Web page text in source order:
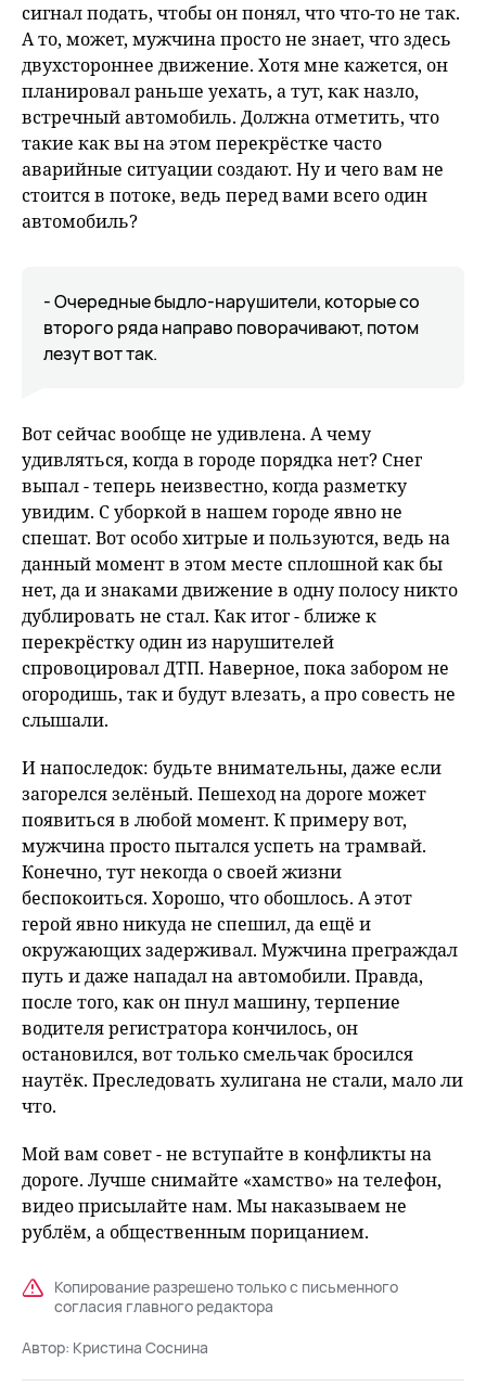
сигнал подать, чтобы он понял, что что-то не так.
А то, может, мужчина просто не знает, что здесь
двухстороннее движение. Хотя мне кажется, он
планировал раньше уехать, а тут, как назло,
встречный автомобиль. Должна отметить, что
такие как вы на этом перекрёстке часто
аварийные ситуации создают. Ну и чего вам не
стоится в потоке, ведь перед вами всего один
автомобиль?
- Очередные быдло-нарушители, которые со
второго ряда направо поворачивают, потом
лезут вот так.
Вот сейчас вообще не удивлена. А чему
удивляться, когда в городе порядка нет? Снег
выпал - теперь неизвестно, когда разметку
увидим. С уборкой в нашем городе явно не
спешат. Вот особо хитрые и пользуются, ведь на
данный момент в этом месте сплошной как бы
нет, да и знаками движение в одну полосу никто
дублировать не стал. Как итог - ближе к
перекрёстку один из нарушителей
спровоцировал ДТП. Наверное, пока забором не
огородишь, так и будут влезать, а про совесть не
слышали.
И напоследок: будьте внимательны, даже если
загорелся зелёный. Пешеход на дороге может
появиться в любой момент. К примеру вот,
мужчина просто пытался успеть на трамвай.
Конечно, тут некогда о своей жизни
беспокоиться. Хорошо, что обошлось. А этот
герой явно никуда не спешил, да ещё и
окружающих задерживал. Мужчина преграждал
путь и даже нападал на автомобили. Правда,
после того, как он пнул машину, терпение
водителя регистратора кончилось, он
остановился, вот только смельчак бросился
наутёк. Преследовать хулигана не стали, мало ли
что.
Мой вам совет - не вступайте в конфликты на
дороге. Лучше снимайте «хамство» на телефон,
видео присылайте нам. Мы наказываем не
рублём, а общественным порицанием.
Копирование разрешено только с письменного
согласия главного редактора
Автор: Кристина Соснина